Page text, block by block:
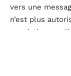
vers une
n’est plus
restriction,